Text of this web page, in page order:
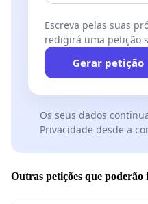
Escreva pelas suas
redigirá uma petição
Gerar petição
Os seus dados
Privacidade desde a
Outras petições que poderão